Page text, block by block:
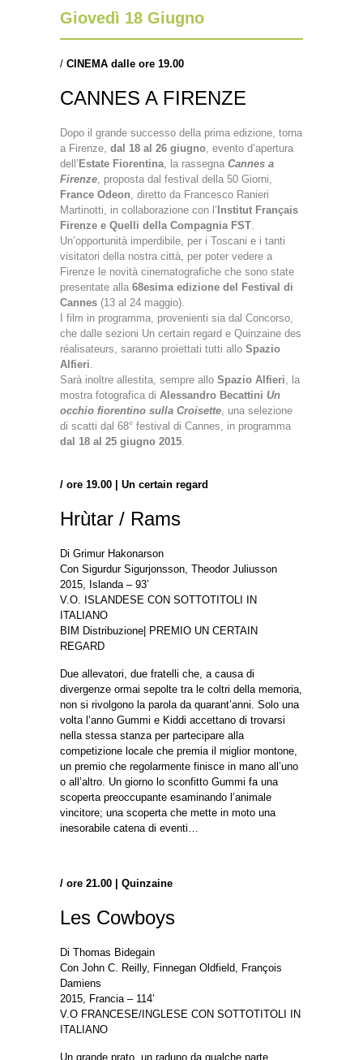
Giovedì 18 Giugno
/ CINEMA dalle ore 19.00
CANNES A FIRENZE
Dopo il grande successo della prima edizione, torna
a Firenze, dal 18 al 26 giugno , evento d’apertura
dell’Estate Fiorentina , la rassegna Cannes a
Firenze , proposta dal festival della 50 Giorni,
France Odeon , diretto da Francesco Ranieri
Martinotti, in collaborazione con l’Institut Français
Firenze e Quelli della Compagnia FST
Un’opportunità imperdibile, per i Toscani e i tanti
visitatori della nostra città, per poter vedere a
Firenze le novità cinematografiche che sono state
presentate alla 68esima edizione del Festival di
Cannes (13 al 24 maggio).
I film in programma, provenienti sia dal Concorso,
che dalle sezioni Un certain regard e Quinzaine des
réalisateurs, saranno proiettati tutti allo Spazio
Alfieri
Sarà inoltre allestita, sempre allo Spazio Alfieri , la
mostra fotografica di Alessandro Becattini Un
occhio fiorentino sulla Croisette , una selezione
di scatti dal 68° festival di Cannes, in programma
dal 18 al 25 giugno 2015
/ ore 19.00 | Un certain regard
Hrùtar / Rams
Di Grimur Hakonarson
Con Sigurdur Sigurjonsson, Theodor Juliusson
2015, Islanda – 93’
V.O. ISLANDESE CON SOTTOTITOLI IN
ITALIANO
BIM Distribuzione| PREMIO UN CERTAIN
REGARD
Due allevatori, due fratelli che, a causa di
divergenze ormai sepolte tra le coltri della memoria,
non si rivolgono la parola da quarant’anni. Solo una
volta l’anno Gummi e Kiddi accettano di trovarsi
nella stessa stanza per partecipare alla
competizione locale che premia il miglior montone,
un premio che regolarmente finisce in mano all’uno
o all’altro. Un giorno lo sconfitto Gummi fa una
scoperta preoccupante esaminando l’animale
vincitore; una scoperta che mette in moto una
inesorabile catena di eventi…
/ ore 21.00 | Quinzaine
Les Cowboys
Di Thomas Bidegain
Con John C. Reilly, Finnegan Oldfield, François
Damiens
2015, Francia – 114’
V.O FRANCESE/INGLESE CON SOTTOTITOLI IN
ITALIANO
Un grande prato, un raduno da qualche parte